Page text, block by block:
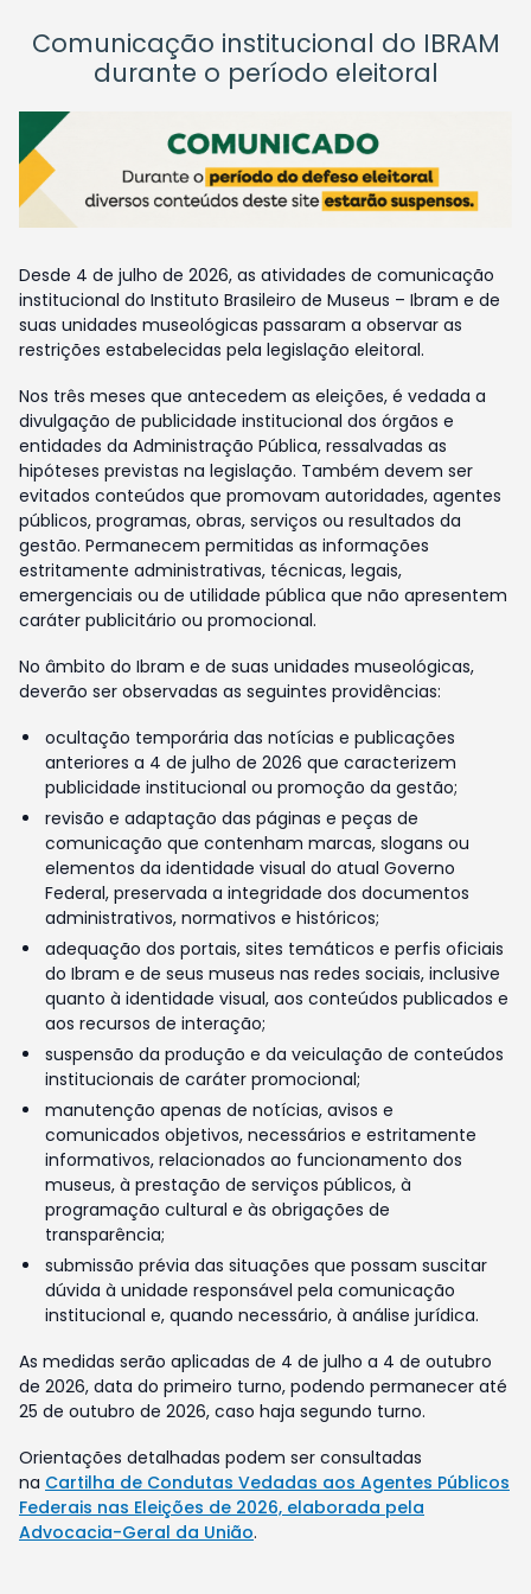
Comunicação institucional do IBRAM
durante o período eleitoral
Desde 4 de julho de 2026, as atividades de comunicação
institucional do Instituto Brasileiro de Museus – Ibram e de
suas unidades museológicas passaram a observar as
restrições estabelecidas pela legislação eleitoral.
Nos três meses que antecedem as eleições, é vedada a
divulgação de publicidade institucional dos órgãos e
entidades da Administração Pública, ressalvadas as
hipóteses previstas na legislação. Também devem ser
evitados conteúdos que promovam autoridades, agentes
públicos, programas, obras, serviços ou resultados da
gestão. Permanecem permitidas as informações
estritamente administrativas, técnicas, legais,
emergenciais ou de utilidade pública que não apresentem
caráter publicitário ou promocional.
No âmbito do Ibram e de suas unidades museológicas,
deverão ser observadas as seguintes providências:
ocultação temporária das notícias e publicações
anteriores a 4 de julho de 2026 que caracterizem
publicidade institucional ou promoção da gestão;
revisão e adaptação das páginas e peças de
comunicação que contenham marcas, slogans ou
elementos da identidade visual do atual Governo
Federal, preservada a integridade dos documentos
administrativos, normativos e históricos;
adequação dos portais, sites temáticos e perfis oficiais
do Ibram e de seus museus nas redes sociais, inclusive
quanto à identidade visual, aos conteúdos publicados e
aos recursos de interação;
suspensão da produção e da veiculação de conteúdos
institucionais de caráter promocional;
manutenção apenas de notícias, avisos e
comunicados objetivos, necessários e estritamente
informativos, relacionados ao funcionamento dos
museus, à prestação de serviços públicos, à
programação cultural e às obrigações de
transparência;
submissão prévia das situações que possam suscitar
dúvida à unidade responsável pela comunicação
institucional e, quando necessário, à análise jurídica.
As medidas serão aplicadas de 4 de julho a 4 de outubro
de 2026, data do primeiro turno, podendo permanecer até
25 de outubro de 2026, caso haja segundo turno.
Orientações detalhadas podem ser consultadas
na Cartilha de Condutas Vedadas aos Agentes Públicos
Federais nas Eleições de 2026, elaborada pela
Advocacia-Geral da União.